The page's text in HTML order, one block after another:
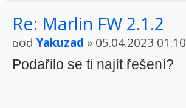
Re: Marlin FW 2.1.2
odYakuzad » 05.04.2023 01:10
Podařilo se ti najít řešení?